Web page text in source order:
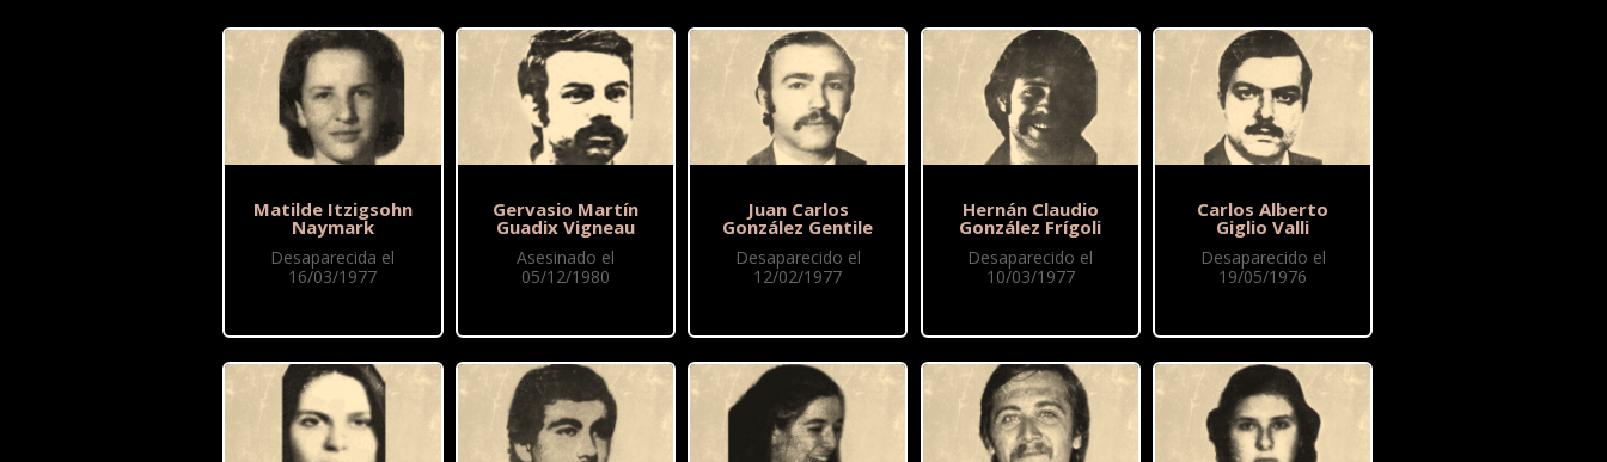
Matilde Itzigsohn
Naymark
Desaparecida el
16/03/1977
Gervasio Martín
Guadix Vigneau
Asesinado el
05/12/1980
Juan Carlos
González Gentile
Desaparecido el
12/02/1977
Hernán Claudio
González Frígoli
Desaparecido el
10/03/1977
Carlos Alberto
Giglio Valli
Desaparecido el
19/05/1976